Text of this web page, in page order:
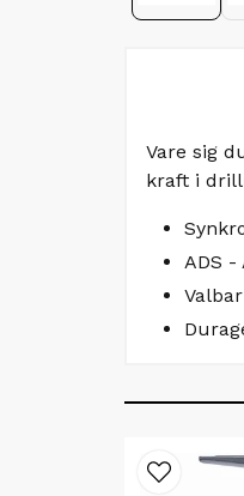
Vare sig
kraft i
ADS